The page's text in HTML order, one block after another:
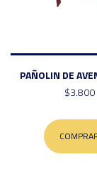
PAÑOLIN DE
$3.800